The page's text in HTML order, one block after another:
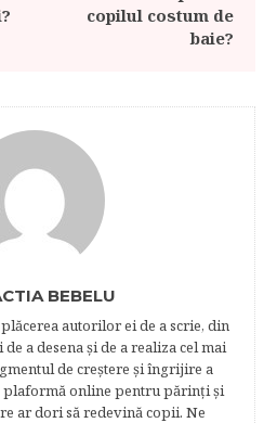
copilul costum de
baie?
BEBELU
autorilor ei de a scrie, din
a desena şi de a realiza cel mai
de creştere şi îngrijire a
plaformă online pentru părinţi şi
ar dori să redevină copii. Ne